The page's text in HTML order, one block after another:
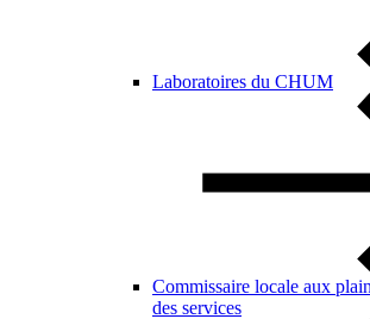
Laboratoires du CHUM
Commissaire locale aux
des services